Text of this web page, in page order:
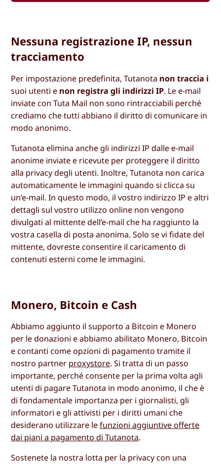
Nessuna registrazione IP, nessun
tracciamento
Per impostazione predefinita, Tutanota non traccia i
suoi utenti e non registra gli indirizzi IP. Le e-mail
inviate con Tuta Mail non sono rintracciabili perché
crediamo che tutti abbiano il diritto di comunicare in
modo anonimo.
Tutanota elimina anche gli indirizzi IP dalle e-mail
anonime inviate e ricevute per proteggere il diritto
alla privacy degli utenti. Inoltre, Tutanota non carica
automaticamente le immagini quando si clicca su
un’e-mail. In questo modo, il vostro indirizzo IP e altri
dettagli sul vostro utilizzo online non vengono
divulgati al mittente dell’e-mail che ha raggiunto la
vostra casella di posta anonima. Solo se vi fidate del
mittente, dovreste consentire il caricamento di
contenuti esterni come le immagini.
Monero, Bitcoin e Cash
Abbiamo aggiunto il supporto a Bitcoin e Monero
per le donazioni e abbiamo abilitato Monero, Bitcoin
e contanti come opzioni di pagamento tramite il
nostro partner proxystore. Si tratta di un passo
importante, perché consente per la prima volta agli
utenti di pagare Tutanota in modo anonimo, il che è
di fondamentale importanza per i giornalisti, gli
informatori e gli attivisti per i diritti umani che
desiderano utilizzare lefunzioni aggiuntive offerte
dai piani a pagamento di Tutanota.
Sostenete la nostra lotta per la privacy con una